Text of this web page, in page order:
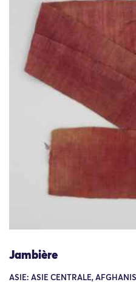
Jambière
ASIE: ASIE CENTRALE,